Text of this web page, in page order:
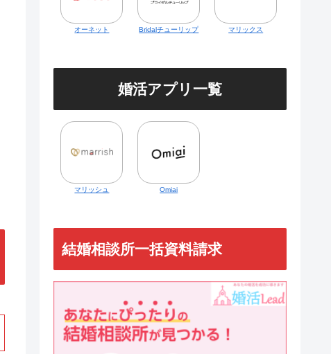
オーネット Bridalチューリップ マリックス
婚活アプリ一覧
マリッシュ Omiai
結婚相談所一括資料請求